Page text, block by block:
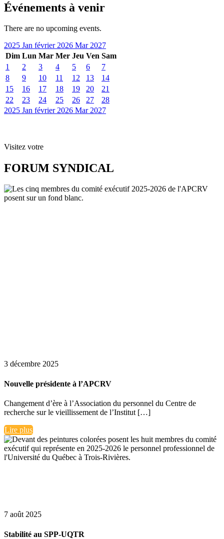
Événements à venir
There are no upcoming events.
2025 Jan février 2026 Mar2027
Dim Lun Mar Mer Jeu Ven Sam
1
2 3 4 5 6
7
8
9 10 11 12 13
14
15
16 17 18 19 20
21
22
23 24 25 26 27
28
2025 Jan février 2026 Mar2027
Visitez votre
FORUM SYNDICAL
3 décembre 2025
Nouvelle présidente à l’APCRV
Changement d’ère à l’Association du personnel du Centre de
recherche sur le vieillissement de l’Institut […]
Lire plus
7 août 2025
Stabilité au SPP-UQTR